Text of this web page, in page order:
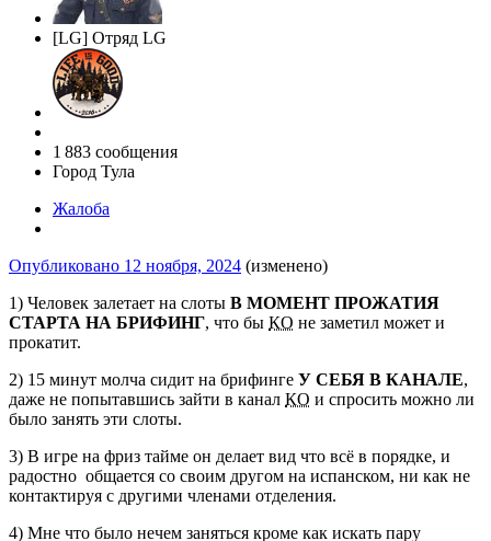
[LG] Отряд LG
1 883 сообщения
Город Тула
Жалоба
Опубликовано 12 ноября, 2024 (изменено)
1) Человек залетает на слоты В МОМЕНТ ПРОЖАТИЯ
СТАРТА НА БРИФИНГ, что бы КО не заметил может и
прокатит.
2) 15 минут молча сидит на брифинге У СЕБЯ В КАНАЛЕ,
даже не попытавшись зайти в канал КО и спросить можно ли
было занять эти слоты.
3) В игре на фриз тайме он делает вид что всё в порядке, и
радостно общается со своим другом на испанском, ни как не
контактируя с другими членами отделения.
4) Мне что было нечем заняться кроме как искать пару